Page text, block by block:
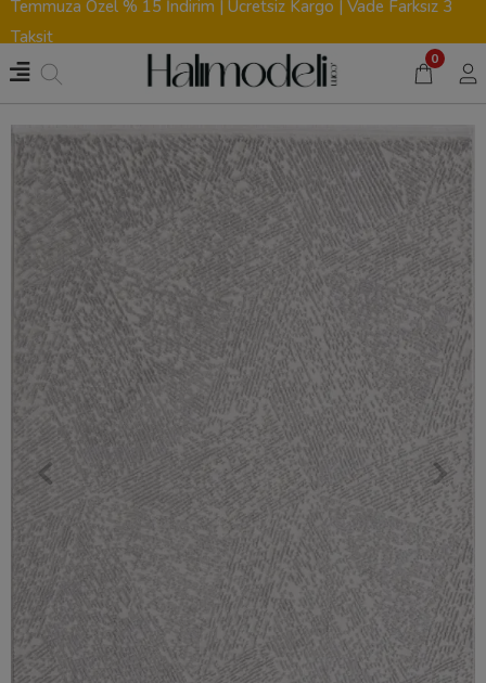
Temmuza Özel % 15 İndirim | Ücretsiz Kargo | Vade Farksız 3
Taksit
0